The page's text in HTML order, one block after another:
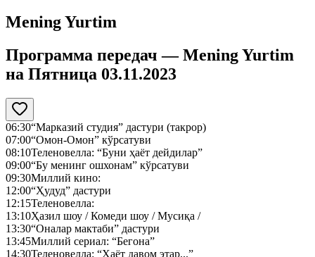
Mening Yurtim
Программа передач —Mening Yurtim
на Пятница 03.11.2023
06:30“Марказий студия” дастури (такрор)
07:00“Омон-Омон” кўрсатуви
08:10Теленовелла: “Буни ҳаёт дейдилар”
09:00“Бу менинг ошхонам” кўрсатуви
09:30Миллий кино:
12:00“Ҳудуд” дастури
12:15Теленовелла:
13:10Ҳазил шоу / Комеди шоу / Мусиқа /
13:30“Оналар мактаби” дастури
13:45Миллий сериал: “Бегона”
14:30Теленовелла: “Ҳаёт давом этар...”